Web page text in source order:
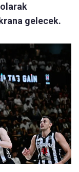
olarak
gelecek.